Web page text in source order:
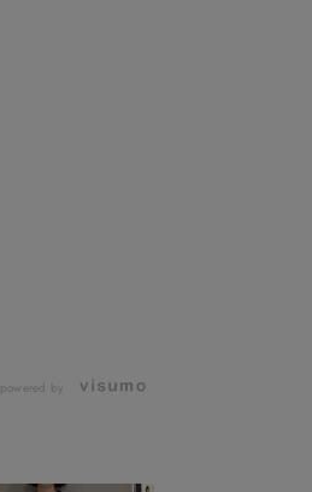
powered by